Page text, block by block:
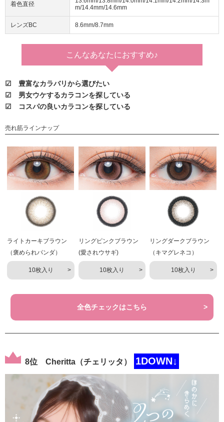
着色直径
m/14.4mm/14.6mm
レンズBC 8.6mm/8.7mm
こんなあなたにおすすめ♪
☑ 豊富なカラバリから選びたい
☑ 男女ウケするカラコンを探している
☑ コスパの良いカラコンを探している
売れ筋ラインナップ
ライトカーキブラウン
（褒められパンダ）
10枚入り
リングピンクブラウン
(愛されウサギ)
10枚入り
リングダークブラウン
（キマグレネコ）
10枚入り
全色チェックはこちら
8位 Cheritta（チェリッタ） 1DOWN↓